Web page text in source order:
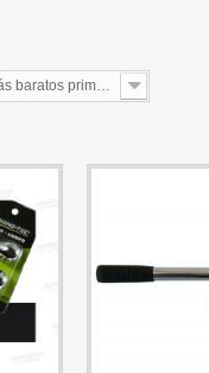
Precio: más baratos primero